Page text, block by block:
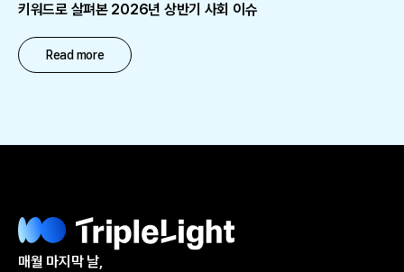
키워드로 살펴본 2026년 상반기 사회 이슈
Read more
매월 마지막 날,